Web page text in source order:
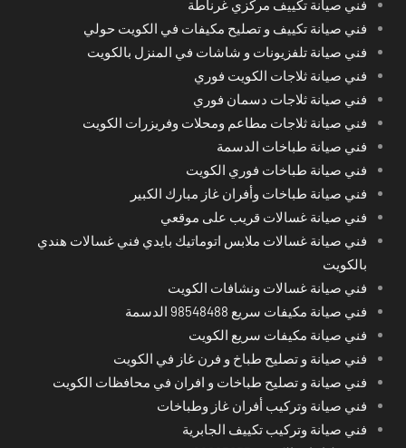
فني صيانة تكييف مركزي غرناطة
فني صيانة تكييف و تصليح مكيفات في الكويت حولي
فني صيانة تلفزيونات و شاشات في المنزل بالكويت
فني صيانة ثلاجات الكويت فوري
فني صيانة ثلاجات دسمان فوري
فني صيانة ثلاجات مطاعم ومحلات وفريزرات الكويت
فني صيانة طباخات الدسمة
فني صيانة طباخات فوري الكويت
فني صيانة طباخات وأفران غاز مبارك الكبير
فني صيانة غسالات قريب على موقعي
فني صيانة غسالات ملابس اتوماتيك بايدي فني غسالات هندي
بالكويت
فني صيانة غسالات ونشافات الكويت
فني صيانة مكيفات سريع 98548488 الدسمة
فني صيانة مكيفات سريع الكويت
فني صيانة و تصليح طباخ و فرن غاز في الكويت
فني صيانة و تصليح طباخات و افران في محافظات الكويت
فني صيانة وتركيب أفران غاز وطباخات
فني صيانة وتركيب تكييف الجابرية